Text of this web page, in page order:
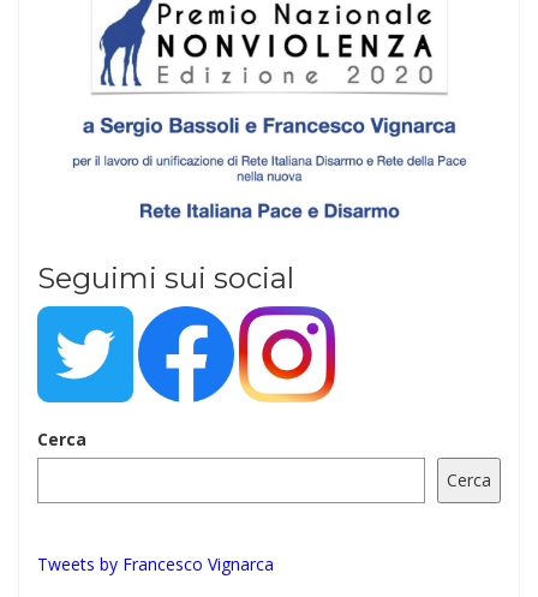
Seguimi sui social
Cerca
Cerca
Tweets by Francesco Vignarca